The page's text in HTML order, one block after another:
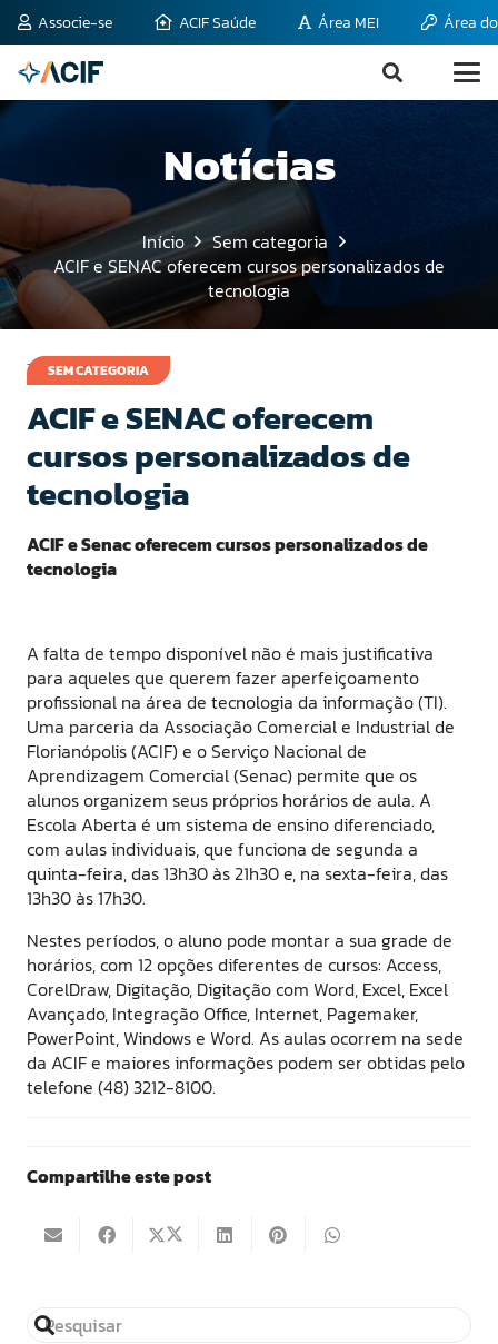
Associe-se ACIF Saúde Área MEI Área
Notícias
Início
Sem categoria
ACIF e SENAC oferecem cursos personalizados de
tecnologia
SEM CATEGORIA
7 de abril de 2008
ACIF e SENAC oferecem
cursos personalizados de
tecnologia
ACIF e Senac oferecem cursos personalizados de
tecnologia
A falta de tempo disponível não é mais justificativa
para aqueles que querem fazer aperfeiçoamento
profissional na área de tecnologia da informação (TI).
Uma parceria da Associação Comercial e Industrial de
Florianópolis (ACIF) e o Serviço Nacional de
Aprendizagem Comercial (Senac) permite que os
alunos organizem seus próprios horários de aula. A
Escola Aberta é um sistema de ensino diferenciado,
com aulas individuais, que funciona de segunda a
quinta-feira, das 13h30 às 21h30 e, na sexta-feira, das
13h30 às 17h30.
Nestes períodos, o aluno pode montar a sua grade de
horários, com 12 opções diferentes de cursos: Access,
CorelDraw, Digitação, Digitação com Word, Excel, Excel
Avançado, Integração Office, Internet, Pagemaker,
PowerPoint, Windows e Word. As aulas ocorrem na sede
da ACIF e maiores informações podem ser obtidas pelo
telefone (48) 3212-8100.
Compartilhe este post